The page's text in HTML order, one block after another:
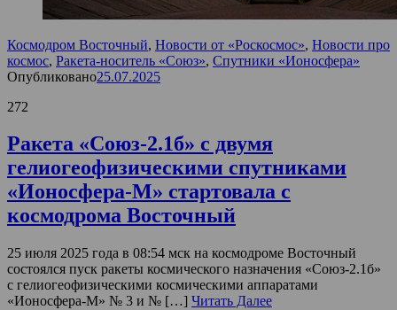
Космодром Восточный, Новости от «Роскосмос», Новости про
космос, Ракета-носитель «Союз», Спутники «Ионосфера»
Опубликовано25.07.2025
272
Ракета «Союз-2.1б» с двумя
гелиогеофизическими спутниками
«Ионосфера-М» стартовала с
космодрома Восточный
25 июля 2025 года в 08:54 мск на космодроме Восточный
состоялся пуск ракеты космического назначения «Союз-2.1б»
с гелиогеофизическими космическими аппаратами
«Ионосфера-М» № 3 и № […] Читать Далее